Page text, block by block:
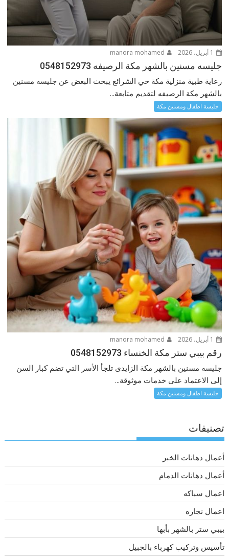
جليسه مسنين بالشهر مكة الرصيفه 0548152973
رعاية طبية منزلية مكة حي الشرائع يبحث البعض عن جليسه مسنين
بالشهر مكة الرصيفه لتقديم متابعة...
جليسة اطفال ومسنين مكة
رقم بيبي ستر مكة الخنساء 0548152973
جليسه مسنين بالشهر مكة الزايدى تلجأ الأسر التي تضم كبار السن
إلى الاعتماد على خدمات موثوقة...
جليسة اطفال ومسنين مكة
تصنيفات
أعمال دهانات الخبر
أعمال دهانات الدمام
اعمال سباكه
اعمال نجاره
بيبي ستر بالشهر بأبها
تأسيس وتركيب كهرباء بالجبيل